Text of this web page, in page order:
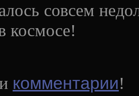
совсем
космосе!
комментарии!